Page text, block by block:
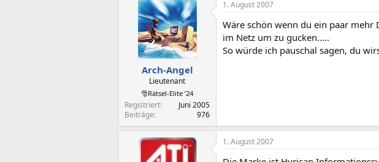
Arch-Angel
Lieutenant
🎅Rätsel-Elite ’24
Registriert
Juni 2005
Beiträge
976
1. August 2007
Wäre schön wenn du ein paar
im Netz um zu gucken.....
So würde ich pauschal sagen, du
1. August 2007